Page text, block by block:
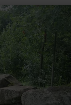
a une vue
une idée des
de 2021 a